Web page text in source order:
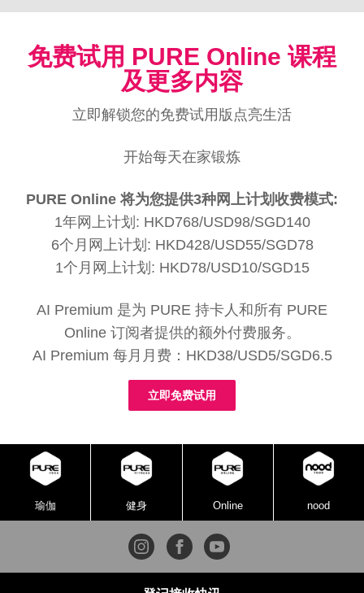
免费试用 PURE Online 课程
及更多内容
立即解锁您的免费试用版点亮生活
开始每天在家锻炼
PURE Online 将为您提供3种网上计划收费模式:
1年网上计划: HKD768/USD98/SGD140
6个月网上计划: HKD428/USD55/SGD78
1个月网上计划: HKD78/USD10/SGD15
AI Premium 是为 PURE 持卡人和所有 PURE
Online 订阅者提供的额外付费服务。
AI Premium 每月月费：HKD38/USD5/SGD6.5
立即免费试用
瑜伽 健身 Online nood